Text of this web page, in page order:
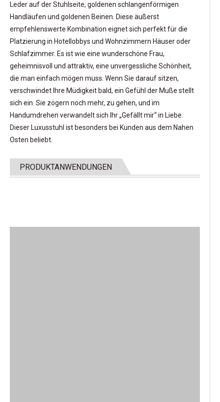
Leder auf der Stuhlseite, goldenen schlangenförmigen
Handläufen und goldenen Beinen. Diese äußerst
empfehlenswerte Kombination eignet sich perfekt für die
Platzierung in Hotellobbys und Wohnzimmern Häuser oder
Schlafzimmer. Es ist wie eine wunderschöne Frau,
geheimnisvoll und attraktiv, eine unvergessliche Schönheit,
die man einfach mögen muss. Wenn Sie darauf sitzen,
verschwindet Ihre Müdigkeit bald, ein Gefühl der Muße stellt
sich ein. Sie zögern noch mehr, zu gehen, und im
Handumdrehen verwandelt sich Ihr „Gefällt mir“ in Liebe.
Dieser Luxusstuhl ist besonders bei Kunden aus dem Nahen
Osten beliebt.
PRODUKTANWENDUNGEN